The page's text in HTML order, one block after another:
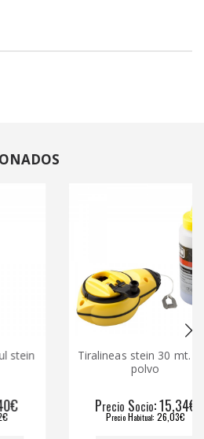
Tiralineas stein 30 mt. con
polvo
recioSocio: 15,34€
recioHabitual: 26,03€